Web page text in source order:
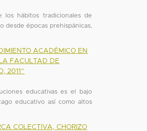
hábitos tradicionales de
desde épocas prehispánicas,
ACADÉMICO EN
FACULTAD DE
2011”
educativas es el bajo
educativo así como altos
COLECTIVA, CHORIZO